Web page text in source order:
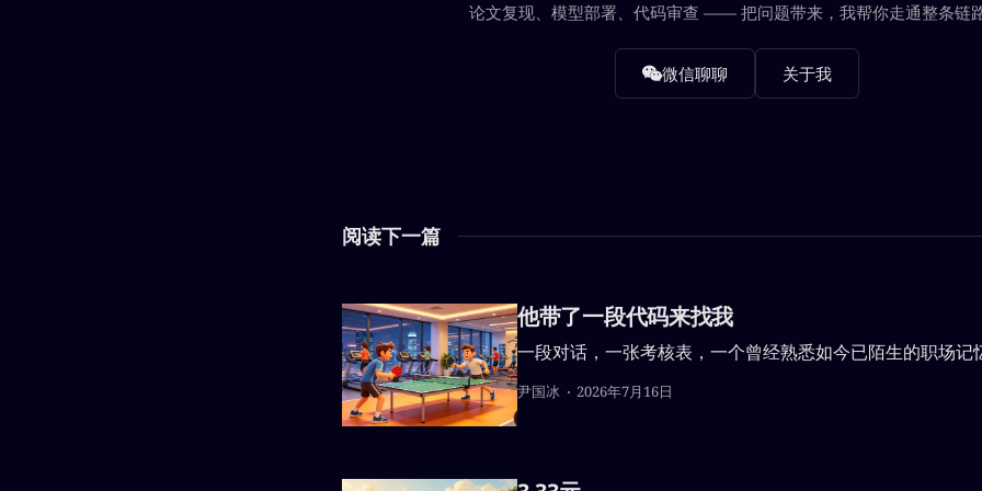
论文复现、模型部署、代码审查 —— 把问题带来，我帮你走通整条链路
微信聊聊 关于我
阅读下一篇
他带了一段代码来找我
一段对话，一张考核表，一个曾经熟悉如今已陌生的职场记
尹国冰 2026年7月16日